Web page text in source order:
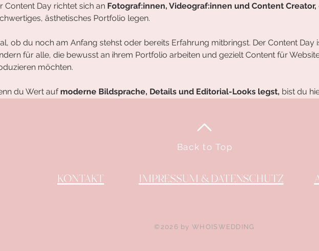
Content Day richtet sich an Fotograf:innen, Videograf:innen und Content Creator,
ästhetisches Portfolio legen.
ob du noch am Anfang stehst oder bereits Erfahrung mitbringst. Der Content Day
für alle, die bewusst an ihrem Portfolio arbeiten und gezielt Content für
möchten.
du Wert auf moderne Bildsprache, Details und Editorial-Looks legst, bist du
Back to Top
KONTAKT IMPRESSUM & DATENSCHUTZ
©2026 by WHOISWEDDING